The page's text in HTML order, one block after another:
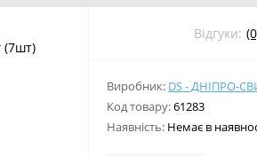
Відгуки:
Виробник: DS - ДНІПРО-
Код товару:61283
Наявність: Немає в